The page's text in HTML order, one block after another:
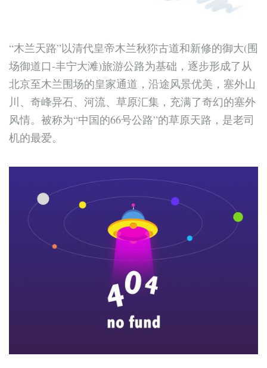
“木兰天路”以清代皇帝木兰秋狝古道和新修的御大(围
场御道口-丰宁大滩)旅游公路为基础，逐步形成了从
北京至木兰围场的皇家通道，沿途风景优美，塞外山
川、奇峰异石、河流、草原汇集，充满了奇幻的塞外
风情。被称为“中国的66号公路”的草原天路，是老司
机的最爱。